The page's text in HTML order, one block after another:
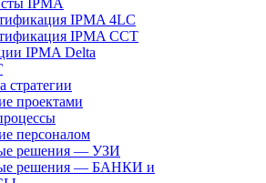
IPMA
IPMA 4LC
IPMA CCT
IPMA Delta
стратегии
проектами
персоналом
решения — УЗИ
решения — БАНКИ и